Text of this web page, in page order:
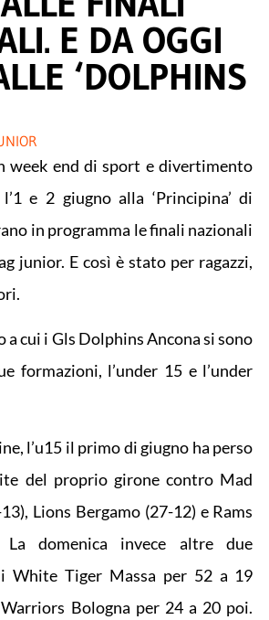
E DA OGGI
‘DOLPHINS
week end di sport e divertimento
e 2 giugno alla ‘Principina’ di
in programma le finali nazionali
junior. E così è stato per ragazzi,
a cui i Gls Dolphins Ancona si sono
formazioni, l’under 15 e l’under
l’u15 il primo di giugno ha perso
del proprio girone contro Mad
Lions Bergamo (27-12) e Rams
La domenica invece altre due
White Tiger Massa per 52 a 19
Bologna per 24 a 20 poi.